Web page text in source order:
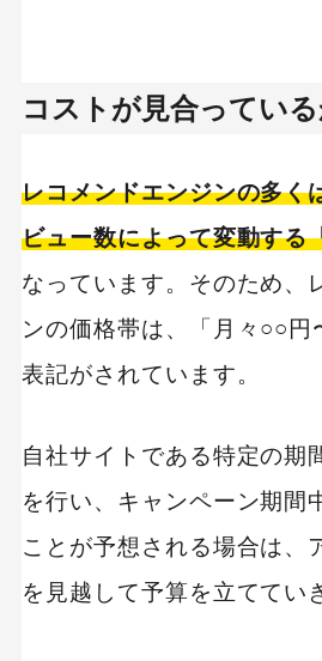
コストが見合ってい
レコメンドエンジンの多く
ビュー数によって変動する
なっています。そのため、
ンの価格帯は、「月々○○円
表記がされています。
自社サイトである特定の期
を行い、キャンペーン期間
ことが予想される場合は、
を見越して予算を立ててい